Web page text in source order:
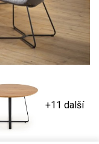
+11 další